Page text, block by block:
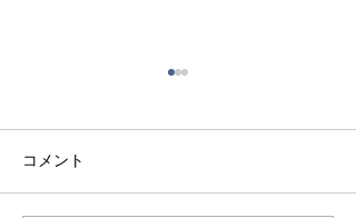
コメント